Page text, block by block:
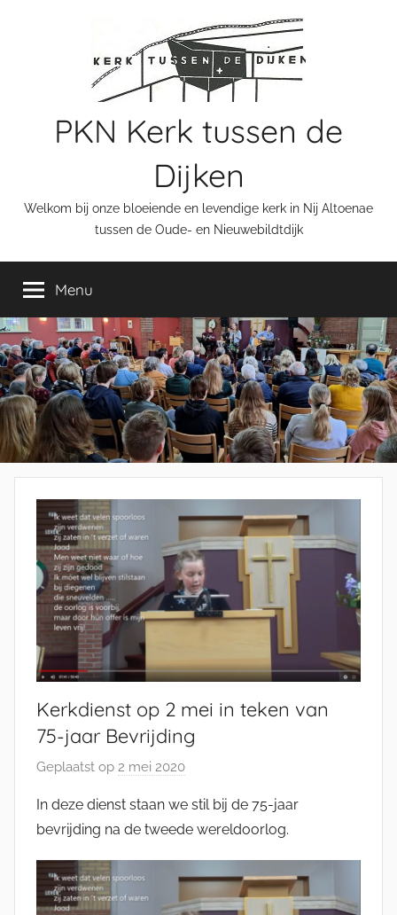
PKN Kerk tussen de
Dijken
Welkom bij onze bloeiende en levendige kerk in Nij Altoenae
tussen de Oude- en Nieuwebildtdijk
Menu
Kerkdienst op 2 mei in teken van
75-jaar Bevrijding
Geplaatst op 2 mei 2020
o
r
K
o
r
In deze dienst staan we stil bij de 75-jaar
bevrijding na de tweede wereldoorlog.